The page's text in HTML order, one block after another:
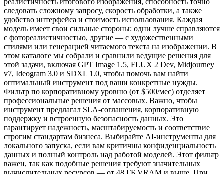
следовать сложному запросу, скорость обработки, а также
удобство интерфейса и стоимость использования. Каждая
модель имеет свои сильные стороны: одни лучше справляются
с фотореалистичностью, другие — с художественными
стилями или генерацией читаемого текста на изображении. В
этом каталоге мы собрали и сравнили ведущие решения для
этой задачи, включая GPT Image 1.5, FLUX 2 Dev, Midjourney
v7, Ideogram 3.0 и SDXL 1.0, чтобы помочь вам найти
оптимальный инструмент под ваши конкретные нужды.
Фильтр по корпоративному уровню (от $500/мес) отделяет
профессиональные решения от массовых. Важно, чтобы
инструмент предлагал SLA-соглашения, корпоративную
поддержку и встроенную безопасность данных. Это
гарантирует надежность, масштабируемость и соответствие
строгим стандартам бизнеса. Выбирайте AI-инструменты для
локального запуска, если вам критичны конфиденциальность
данных и полный контроль над работой моделей. Этот фильтр
важен, так как подобные решения требуют значительных